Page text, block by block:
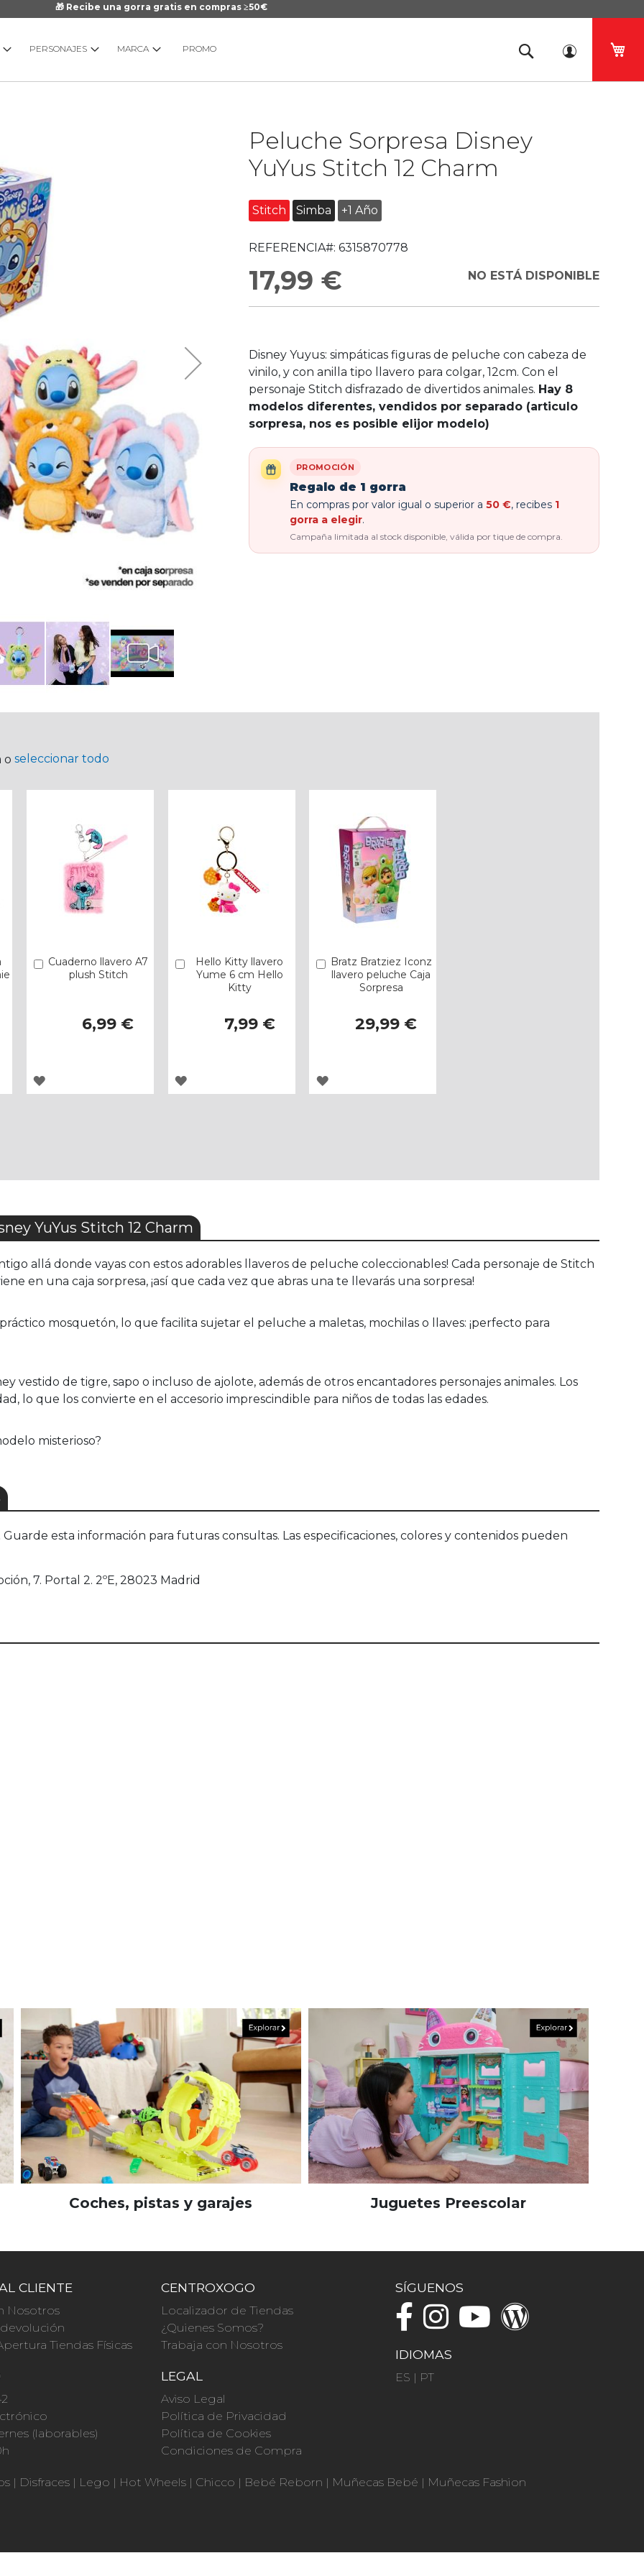
🎁 Recibe una gorra gratis en compras ≥50€
PERSONAJES MARCA PROMO
Peluche Sorpresa Disney
YuYus Stitch 12 Charm
Stitch Simba +1 Año
REFERENCIA#: 6315870778
17,99 € NO ESTÁ DISPONIBLE
Disney Yuyus: simpáticas figuras de peluche con cabeza de
vinilo, y con anilla tipo llavero para colgar, 12cm. Con el
personaje Stitch disfrazado de divertidos animales. Hay 8
modelos diferentes, vendidos por separado (articulo
sorpresa, nos es posible elijor modelo)
PROMOCIÓN
Regalo de 1 gorra
En compras por valor igual o superior a 50 €, recibes 1
gorra a elegir.
Campaña limitada al stock disponible, válida por tique de compra.
galería
imágenes
o seleccionar todo
Cuaderno llavero A7
plush Stitch
6,99 €
Añadir
AGREGAR
Hello Kitty llavero
Yume 6 cm Hello
Kitty
7,99 €
Añadir
AGREGAR
Bratz Bratziez Iconz
llavero peluche Caja
Sorpresa
29,99 €
Añadir
AGREGAR
YuYus Stitch 12 Charm
allá donde vayas con estos adorables llaveros de peluche coleccionables! Cada personaje de Stitch
en una caja sorpresa, ¡así que cada vez que abras una te llevarás una sorpresa!
mosquetón, lo que facilita sujetar el peluche a maletas, mochilas o llaves: ¡perfecto para
vestido de tigre, sapo o incluso de ajolote, además de otros encantadores personajes animales. Los
lo que los convierte en el accesorio imprescindible para niños de todas las edades.
misterioso?
esta información para futuras consultas. Las especificaciones, colores y contenidos pueden
7. Portal 2. 2ºE, 28023 Madrid
Coches, pistas y garajes Juguetes Preescolar
CLIENTE
Nosotros
Tiendas Físicas
(laborables)
CENTROXOGO
Localizador de Tiendas
¿Quienes Somos?
Trabaja con Nosotros
LEGAL
Aviso Legal
Política de Privacidad
Política de Cookies
Condiciones de Compra
SÍGUENOS
IDIOMAS
ES | PT
| Disfraces | Lego | Hot Wheels | Chicco | Bebé Reborn | Muñecas Bebé | Muñecas Fashion